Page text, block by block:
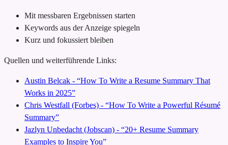
Mit messbaren Ergebnissen starten
Keywords aus der Anzeige spiegeln
Kurz und fokussiert bleiben
Quellen und weiterführende Links:
Austin Belcak - “How To Write a Resume Summary That
Works in 2025”
Chris Westfall (Forbes) - “How To Write a Powerful Résumé
Summary”
Jazlyn Unbedacht (Jobscan) - “20+ Resume Summary
Examples to Inspire You”